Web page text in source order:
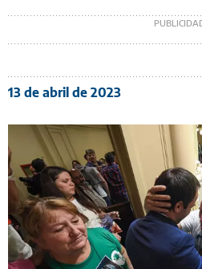
13 de abril de 2023